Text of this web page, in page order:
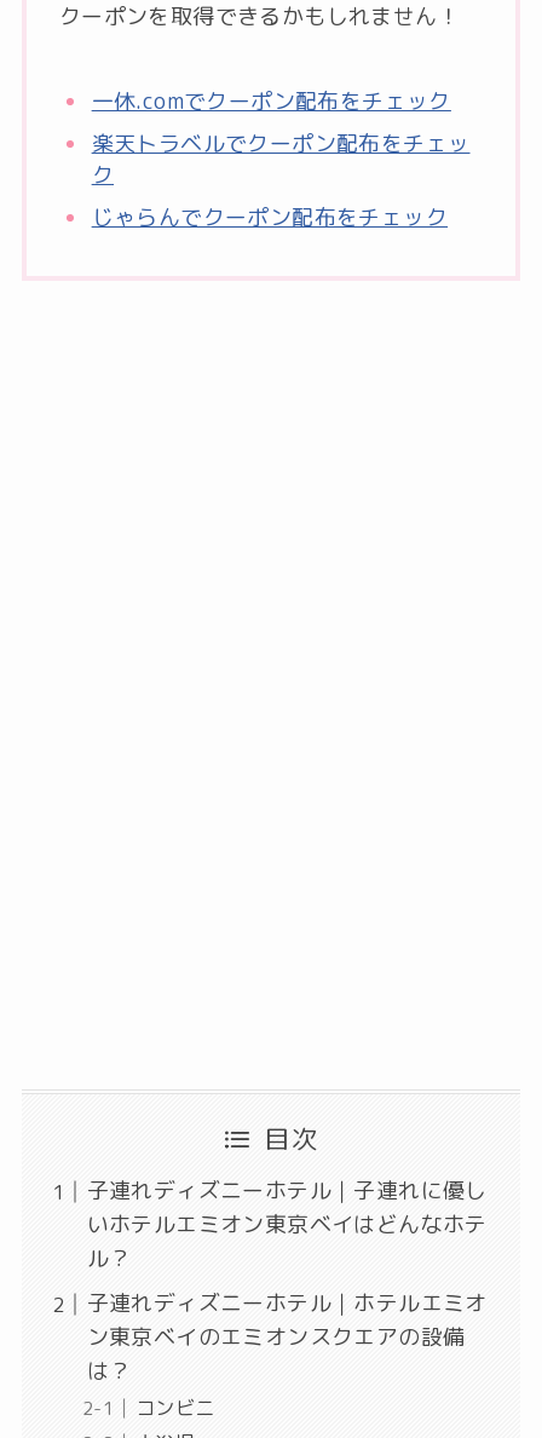
クーポンを取得できるかもしれません！
一休.comでクーポン配布をチェック
楽天トラベルでクーポン配布をチェッ
ク
じゃらんでクーポン配布をチェック
目次
子連れディズニーホテル｜子連れに優し
いホテルエミオン東京ベイはどんなホテ
ル？
子連れディズニーホテル｜ホテルエミオ
ン東京ベイのエミオンスクエアの設備
は？
コンビニ